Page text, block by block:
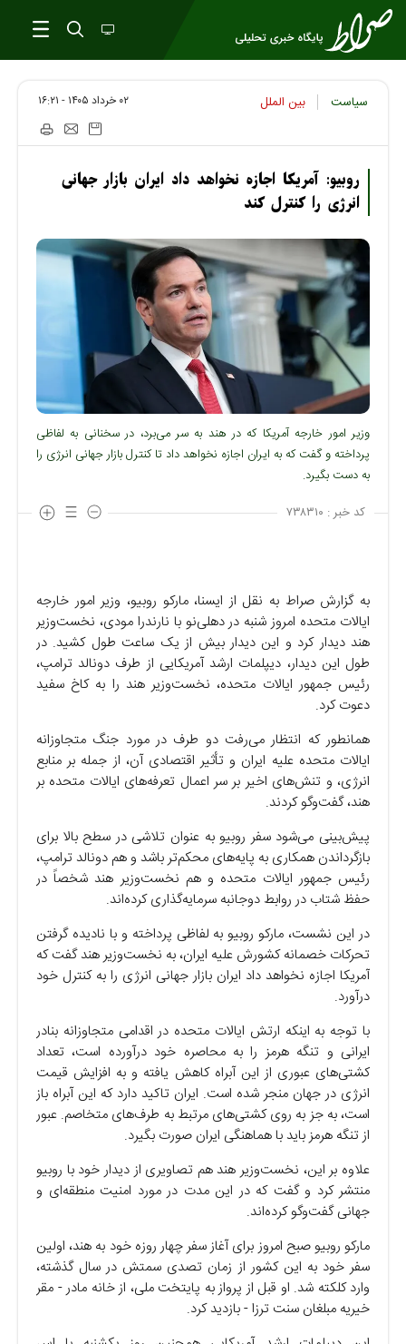
سیاست بین الملل ۰۲ خرداد ۱۴۰۵ - ۱۶:۲۱
روبیو: آمریکا اجازه نخواهد داد ایران بازار جهانی
انرژی را کنترل کند
وزیر امور خارجه آمریکا که در هند به سر می‌برد، در سخنانی به لفاظی
پرداخته و گفت که به ایران اجازه نخواهد داد تا کنترل بازار جهانی انرژی را
به دست بگیرد.
کد خبر : ۷۳۸۳۱۰
به گزارش صراط به نقل از ایسنا، مارکو روبیو، وزیر امور خارجه
ایالات متحده امروز شنبه در دهلی‌نو با نارندرا مودی، نخست‌وزیر
هند دیدار کرد و این دیدار بیش از یک ساعت طول کشید. در
طول این دیدار، دیپلمات ارشد آمریکایی از طرف دونالد ترامپ،
رئیس جمهور ایالات متحده، نخست‌وزیر هند را به کاخ سفید
دعوت کرد.
همانطور که انتظار می‌رفت دو طرف در مورد جنگ متجاوزانه
ایالات متحده علیه ایران و تأثیر اقتصادی آن، از جمله بر منابع
انرژی، و تنش‌های اخیر بر سر اعمال تعرفه‌های ایالات متحده بر
هند، گفت‌و‌گو کردند.
پیش‌بینی می‌شود سفر روبیو به عنوان تلاشی در سطح بالا برای
بازگرداندن همکاری به پایه‌های محکم‌تر باشد و هم دونالد ترامپ،
رئیس جمهور ایالات متحده و هم نخست‌وزیر هند شخصاً در
حفظ شتاب در روابط دوجانبه سرمایه‌گذاری کرده‌اند.
در این نشست، مارکو روبیو به لفاظی پرداخته و با نادیده گرفتن
تحرکات خصمانه کشورش علیه ایران، به نخست‌وزیر هند گفت که
آمریکا اجازه نخواهد داد ایران بازار جهانی انرژی را به کنترل خود
درآورد.
با توجه به اینکه ارتش ایالات متحده در اقدامی متجاوزانه بنادر
ایرانی و تنگه هرمز را به محاصره خود درآورده است، تعداد
کشتی‌های عبوری از این آبراه کاهش یافته و به افزایش قیمت
انرژی در جهان منجر شده است. ایران تاکید دارد که این آبراه باز
است، به جز به روی کشتی‌های مرتبط به طرف‌های متخاصم. عبور
از تنگه هرمز باید با هماهنگی ایران صورت بگیرد.
علاوه بر این، نخست‌وزیر هند هم تصاویری از دیدار خود با روبیو
منتشر کرد و گفت که در این مدت در مورد امنیت منطقه‌ای و
جهانی گفت‌و‌گو کرده‌اند.
مارکو روبیو صبح امروز برای آغاز سفر چهار روزه خود به هند، اولین
سفر خود به این کشور از زمان تصدی سمتش در سال گذشته،
وارد کلکته شد. او قبل از پرواز به پایتخت ملی، از خانه مادر - مقر
خیریه مبلغان سنت ترزا - بازدید کرد.